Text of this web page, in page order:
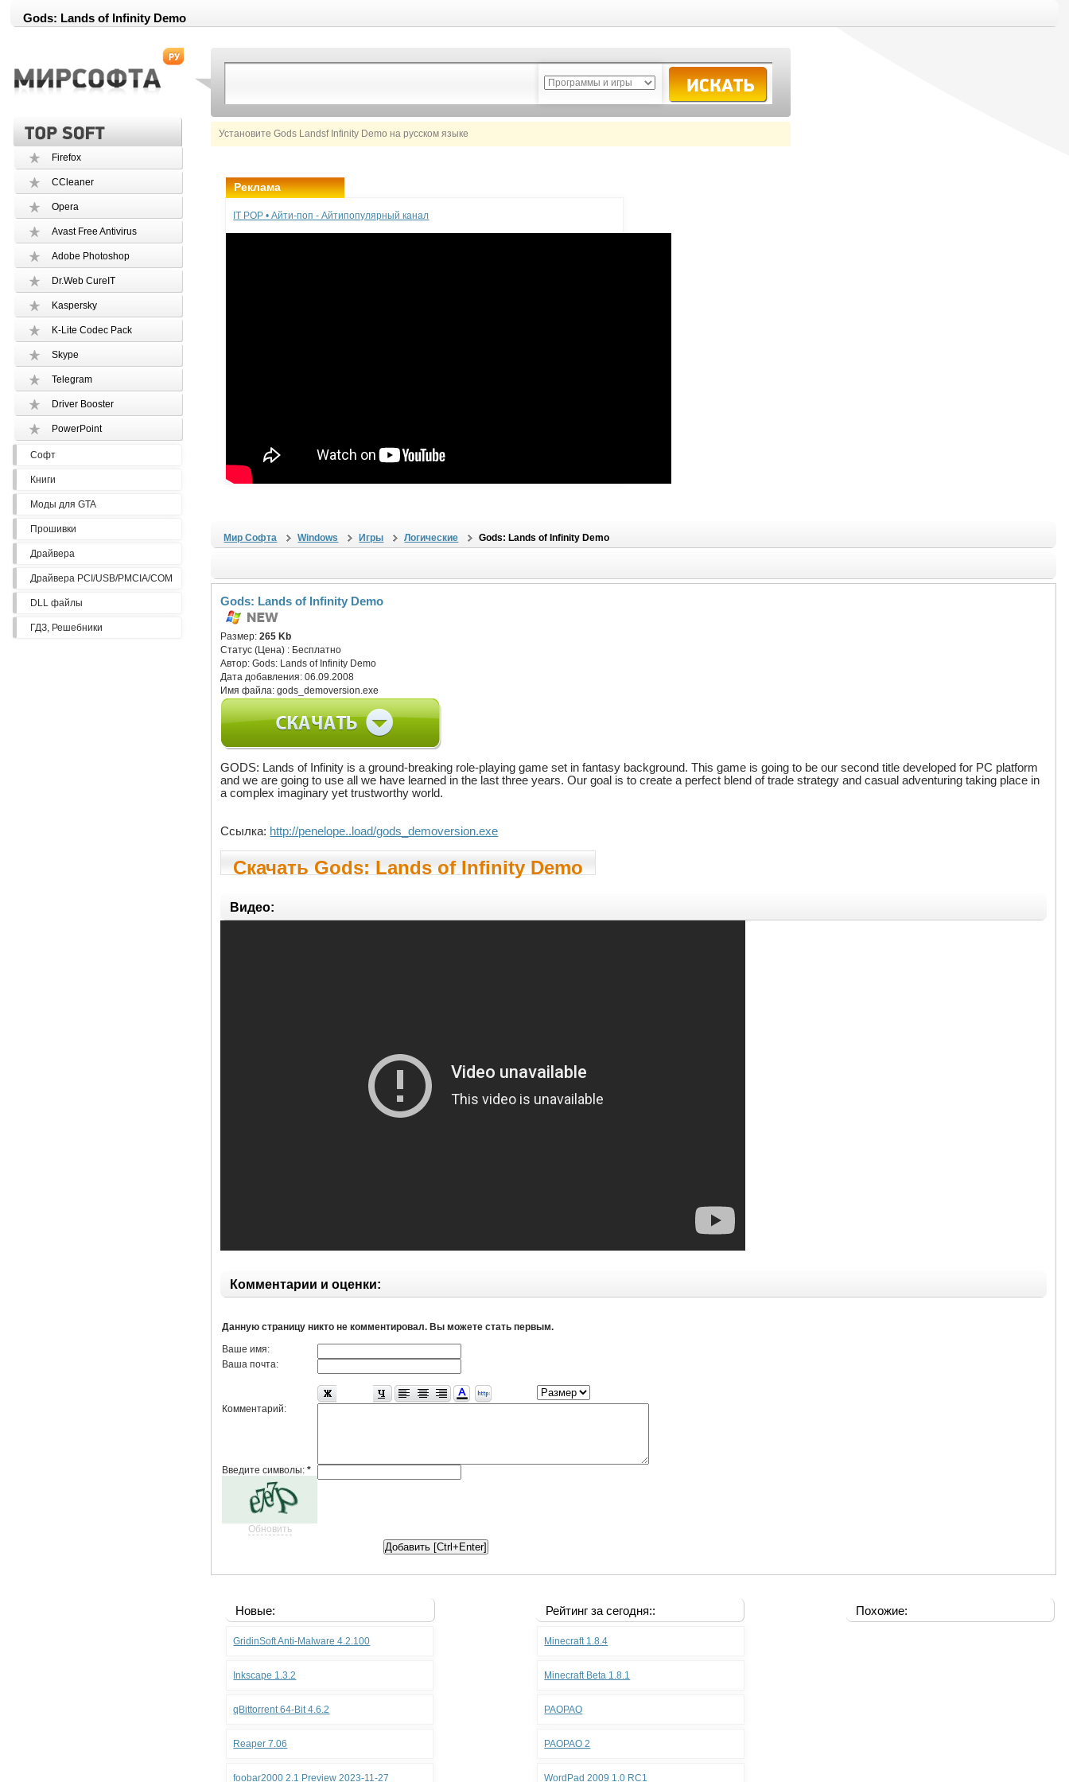
Gods: Lands of Infinity Demo
Установите Gods Landsf Infinity Demo на русском языке
Firefox
CCleaner
Opera
Avast Free Antivirus
Adobe Photoshop
Dr.Web CureIT
Kaspersky
K-Lite Codec Pack
Skype
Telegram
Driver Booster
PowerPoint
Софт
Книги
Моды для GTA
Прошивки
Драйвера
Драйвера PCI/USB/PMCIA/COM
DLL файлы
ГДЗ, Решебники
Реклама
IT POP • Айти-поп - Айтипопулярный канал
Мир Софта Windows Игры Логические Gods: Lands of Infinity Demo
Gods: Lands of Infinity Demo
Размер:265 Kb
Статус (Цена) : Бесплатно
Автор:Gods: Lands of Infinity Demo
Дата добавления:06.09.2008
Имя файла:gods_demoversion.exe
GODS: Lands of Infinity is a ground-breaking role-playing game set in fantasy background. This game is going to be our second title developed for PC platform
and we are going to use all we have learned in the last three years. Our goal is to create a perfect blend of trade strategy and casual adventuring taking place in
a complex imaginary yet trustworthy world.
Ссылка: http://penelope..load/gods_demoversion.exe
Скачать Gods: Lands of Infinity Demo
Видео:
Комментарии и оценки:
Данную страницу никто не комментировал. Вы можете стать первым.
Ваше имя:
Ваша почта:
Комментарий:
Введите символы:*
Обновить
Новые:
GridinSoft Anti-Malware 4.2.100
Inkscape 1.3.2
qBittorrent 64-Bit 4.6.2
Reaper 7.06
foobar2000 2.1 Preview 2023-11-27
Рейтинг за сегодня::
Minecraft 1.8.4
Minecraft Beta 1.8.1
PAOPAO
PAOPAO 2
WordPad 2009 1.0 RC1
Похожие: